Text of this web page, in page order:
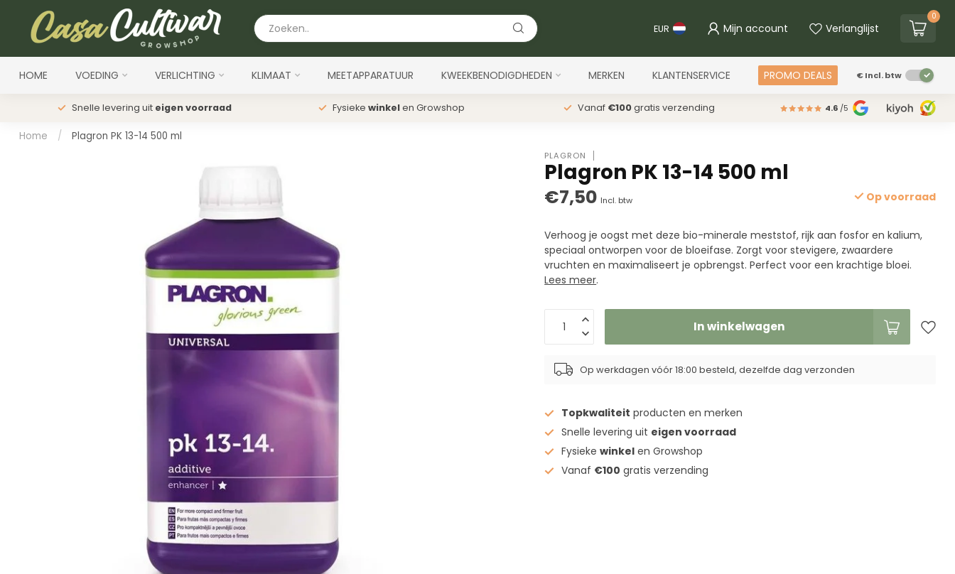
EUR Mijn account Verlanglijst
0
HOME VOEDING VERLICHTING KLIMAAT MEETAPPARATUUR KWEEKBENODIGDHEDEN MERKEN KLANTENSERVICE PROMO DEALS €Incl. btw
Snelle levering uit eigen voorraad Fysieke winkelen Growshop Vanaf €100gratis verzending 4.6 /5
Home / Plagron PK 13-14 500 ml
PLAGRON
Plagron PK 13-14 500 ml
€7,50 Incl. btw Op voorraad
Verhoog je oogst met deze bio-minerale meststof, rijk aan fosfor en kalium,
speciaal ontworpen voor de bloeifase. Zorgt voor stevigere, zwaardere
vruchten en maximaliseert je opbrengst. Perfect voor een krachtige bloei.
Lees meer.
In winkelwagen
Op werkdagen vóór 18:00 besteld, dezelfde dag verzonden
Topkwaliteit producten en merken
Snelle levering uit eigen voorraad
Fysiekewinkel en Growshop
Vanaf €100 gratis verzending